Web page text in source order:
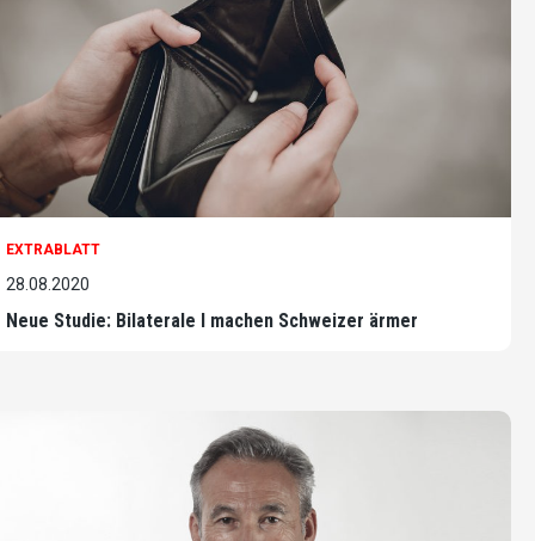
EXTRABLATT
28.08.2020
Neue Studie: Bilaterale I machen Schweizer ärmer